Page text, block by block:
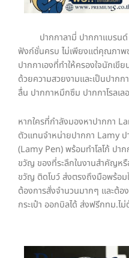
ปากกาลามี่ ปากกาแบรนด์
ฟังก์ชั่นครบ ไม่เพียงแต่คุณภา
ปากกาเองที่ทำให้ครองใจนักเ
ด้วยความสวยงามและเป็นปาก
ลื่น ปากกาหมึกซึม ปากกาโรลเล
หากใครที่กำลังมองหาปากกา
ตัวแทนจำหน่ายปากกา Lamy
(Lamy Pen) พร้อมทำโลโก้ ปา
ขวัญ ของที่ระลึกในงานสำคัญห
ขวัญ ติดโบว์ ส่งตรงถึงมือพร้อม
ต้องการสั่งจำนวนมากๆ และต้อ
กระเป๋า ออกบิลได้ ส่งฟรีกทม.ไม่